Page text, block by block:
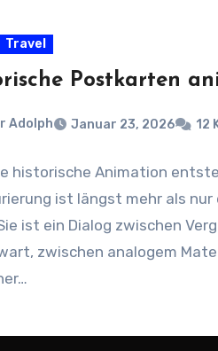
Travel
Postkarten
Adolph Januar 23, 2026 12
historische Animation
ist längst mehr als
ist ein Dialog zwischen
zwischen analogem